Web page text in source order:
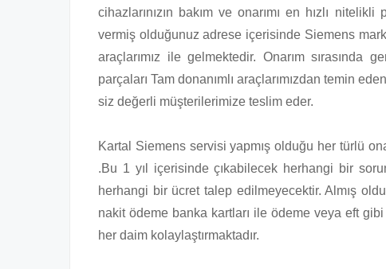
cihazlarınızın bakım ve onarımı en hızlı
vermiş olduğunuz adrese içerisinde Siemens
araçlarımız ile gelmektedir. Onarım
parçaları Tam donanımlı araçlarımızdan temin
siz değerli müşterilerimize teslim eder.
Kartal Siemens servisi yapmış olduğu her türlü
.Bu 1 yıl içerisinde çıkabilecek herhangi bir
herhangi bir ücret talep edilmeyecektir. Almış
nakit ödeme banka kartları ile ödeme veya eft gibi
her daim kolaylaştırmaktadır.